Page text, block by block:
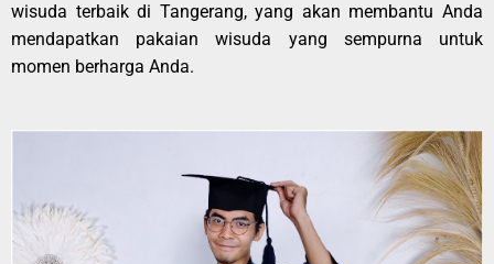
wisuda terbaik di Tangerang, yang akan membantu Anda
mendapatkan pakaian wisuda yang sempurna untuk
momen berharga Anda.